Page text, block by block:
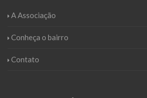
A Associação
Conheça o bairro
Contato